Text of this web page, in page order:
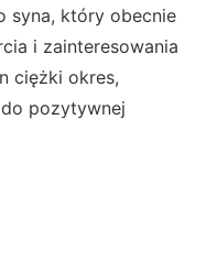
syna, który obecnie
i zainteresowania
ciężki okres,
pozytywnej